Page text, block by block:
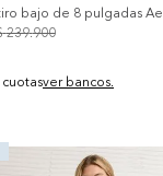
bajo de 8 pulgadas Ae
239.900
cuotasver bancos.